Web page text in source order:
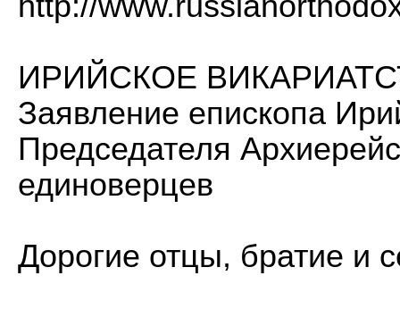
ИРИЙСКОЕ
Заявление епископа
Председателя
единоверцев
Дорогие отцы, братие и